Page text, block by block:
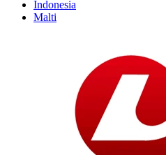
Indonesia
Malti